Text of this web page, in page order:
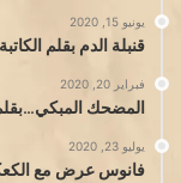
يونيو 15, 2020
قنبلة الدم بقلم
فبراير 20, 2020
المضحك
يوليو 23, 2020
فانوس عرض مع